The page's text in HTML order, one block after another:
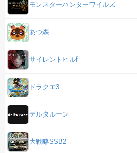
モンスターハンターワイルズ
あつ森
サイレントヒルf
ドラクエ3
デルタルーン
大戦略SSB2